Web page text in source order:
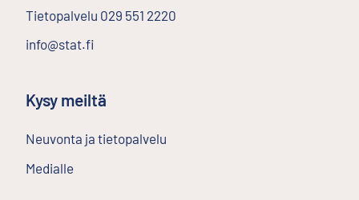
Tietopalvelu 029 551 2220
info@stat.fi
Kysy meiltä
Neuvonta ja tietopalvelu
Medialle